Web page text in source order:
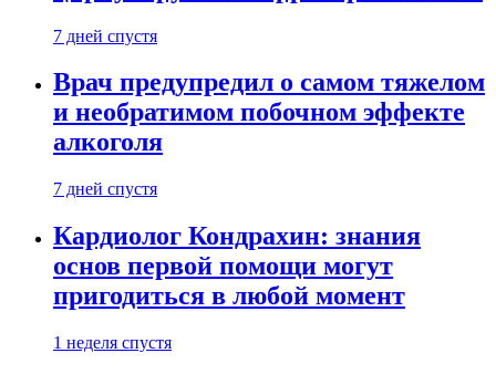
7 дней спустя
Врач предупредил о самом тяжелом
и необратимом побочном эффекте
алкоголя
7 дней спустя
Кардиолог Кондрахин: знания
основ первой помощи могут
пригодиться в любой момент
1 неделя спустя